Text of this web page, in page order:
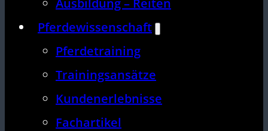
Ausbildung – Reiten
Pferdewissenschaft
Pferdetraining
Trainingsansätze
Kundenerlebnisse
Fachartikel